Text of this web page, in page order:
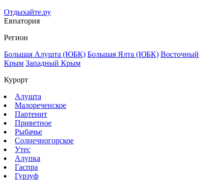
Отдыхайте.ру
Евпатория
Регион
Большая Алушта (ЮБК) Большая Ялта (ЮБК) Восточный
Крым Западный Крым
Курорт
Алушта
Малореченское
Партенит
Приветное
Рыбачье
Солнечногорское
Утес
Алупка
Гаспра
Гурзуф